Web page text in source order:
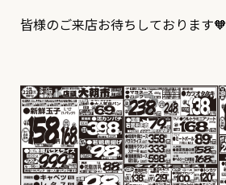
皆様のご来店お待ちしております🧡